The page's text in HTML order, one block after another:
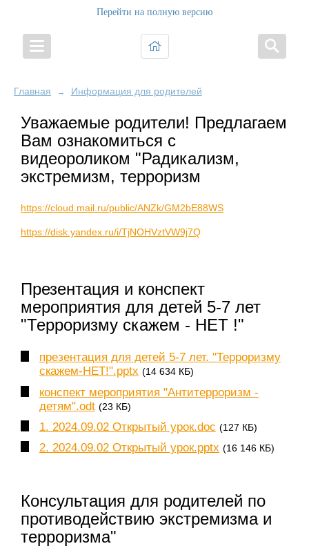
Перейти на полную версию
Главная → Информация для родителей
Уважаемые родители! Предлагаем
Вам ознакомиться с
видеороликом "Радикализм,
экстремизм, терроризм
https://cloud.mail.ru/public/ANZk/GM2bE88WS
https://disk.yandex.ru/i/TjNOHVztVW9j7Q
Презентация и конспект
мероприятия для детей 5-7 лет
"Терроризму скажем - НЕТ !"
презентация для детей 5-7 лет. "Терроризму
скажем-НЕТ!".pptx (14 634 КБ)
конспект мероприятия "Антитерроризм -
детям".odt (23 КБ)
1. 2024.09.02 Открытый урок.doc (127 КБ)
2. 2024.09.02 Открытый урок.pptx (16 146 КБ)
Консультация для родителей по
противодействию экстремизма и
терроризма"